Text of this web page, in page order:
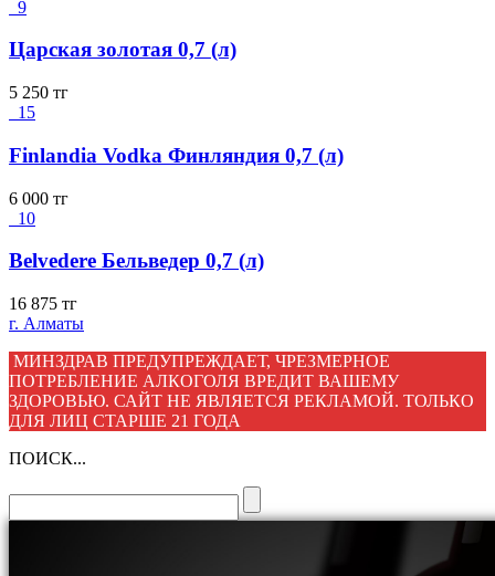
9
Царская золотая 0,7 (л)
5 250 тг
15
Finlandia Vodka Финляндия 0,7 (л)
6 000 тг
10
Belvedere Бельведер 0,7 (л)
16 875 тг
г. Алматы
МИНЗДРАВ ПРЕДУПРЕЖДАЕТ, ЧРЕЗМЕРНОЕ
ПОТРЕБЛЕНИЕ АЛКОГОЛЯ ВРЕДИТ ВАШЕМУ
ЗДОРОВЬЮ. САЙТ НЕ ЯВЛЯЕТСЯ РЕКЛАМОЙ. ТОЛЬКО
ДЛЯ ЛИЦ СТАРШЕ 21 ГОДА
ПОИСК...